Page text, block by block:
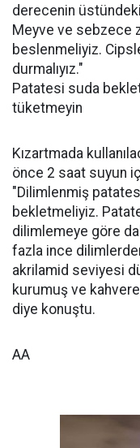
derecenin
Meyve ve sebzece
beslenmeliyiz.
durmalıyız."
Patatesi suda
tüketmeyin
Kızartmada
önce 2 saat suyun
"Dilimlenmiş
bekletmeliyiz.
dilimlemeye göre
fazla ince
akrilamid seviyesi
kurumuş ve
diye konuştu.
AA